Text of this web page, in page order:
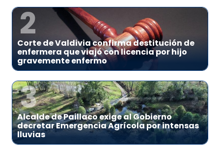
2
Corte de Valdivia confirma destitución de
enfermera que viajó con licencia por hijo
gravemente enfermo
3
Alcalde de Paillaco exige al Gobierno
decretar Emergencia Agrícola por intensas
lluvias